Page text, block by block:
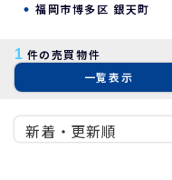
1 件の売買物件
一覧表示
福岡市博多区 銀天町